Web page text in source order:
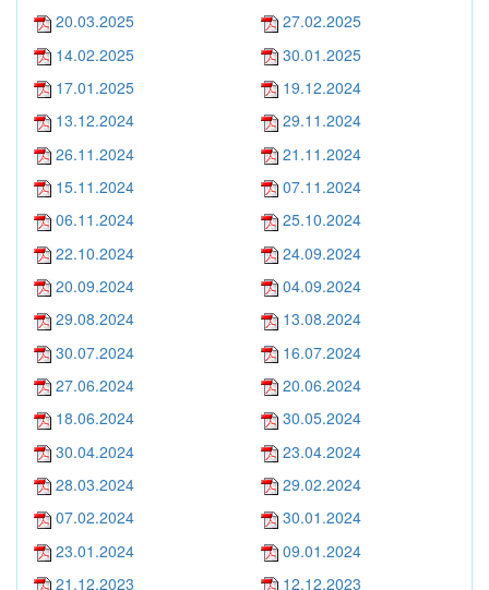
20.03.2025
27.02.2025
14.02.2025
30.01.2025
17.01.2025
19.12.2024
13.12.2024
29.11.2024
26.11.2024
21.11.2024
15.11.2024
07.11.2024
06.11.2024
25.10.2024
22.10.2024
24.09.2024
20.09.2024
04.09.2024
29.08.2024
13.08.2024
30.07.2024
16.07.2024
27.06.2024
20.06.2024
18.06.2024
30.05.2024
30.04.2024
23.04.2024
28.03.2024
29.02.2024
07.02.2024
30.01.2024
23.01.2024
09.01.2024
21.12.2023
12.12.2023